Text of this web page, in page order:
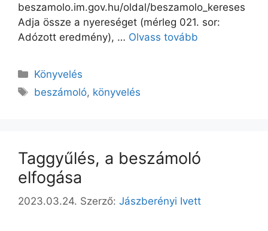
beszamolo.im.gov.hu/oldal/beszamolo_kereses
Adja össze a nyereséget (mérleg 021. sor:
Adózott eredmény), … Olvass tovább
Könyvelés
beszámoló, könyvelés
Taggyűlés, a beszámoló
elfogása
2023.03.24. Szerző: Jászberényi Ivett